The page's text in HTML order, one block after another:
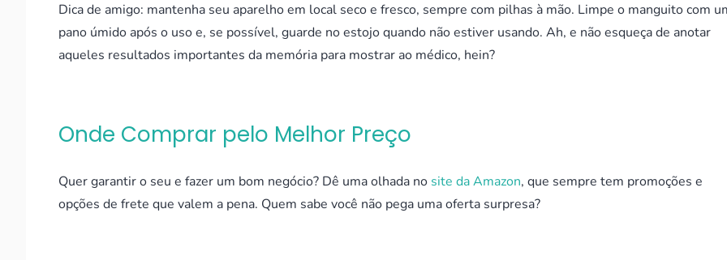
Dica de amigo: mantenha seu aparelho em local seco e fresco, sempre com pilhas à mão. Limpe o manguito com
pano úmido após o uso e, se possível, guarde no estojo quando não estiver usando. Ah, e não esqueça de anotar
aqueles resultados importantes da memória para mostrar ao médico, hein?
Onde Comprar pelo Melhor Preço
Quer garantir o seu e fazer um bom negócio? Dê uma olhada no site da Amazon, que sempre tem promoções e
opções de frete que valem a pena. Quem sabe você não pega uma oferta surpresa?